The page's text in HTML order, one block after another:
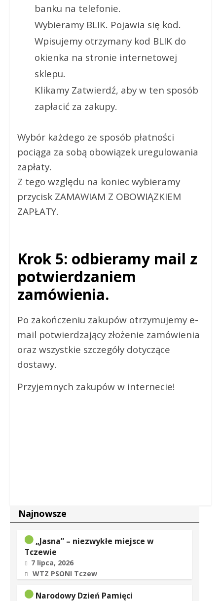
banku na telefonie.
Wybieramy BLIK. Pojawia się kod.
Wpisujemy otrzymany kod BLIK do
okienka na stronie internetowej
sklepu.
Klikamy Zatwierdź, aby w ten sposób
zapłacić za zakupy.
Wybór każdego ze sposób płatności
pociąga za sobą obowiązek uregulowania
zapłaty.
Z tego względu na koniec wybieramy
przycisk ZAMAWIAM Z OBOWIĄZKIEM
ZAPŁATY.
Krok 5: odbieramy mail z
potwierdzaniem
zamówienia.
Po zakończeniu zakupów otrzymujemy e-
mail potwierdzający złożenie zamówienia
oraz wszystkie szczegóły dotyczące
dostawy.
Przyjemnych zakupów w internecie!
Najnowsze
„Jasna” – niezwykłe miejsce w
Tczewie
7 lipca, 2026
WTZ PSONI Tczew
Narodowy Dzień Pamięci